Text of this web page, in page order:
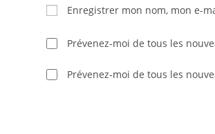
Enregistrer mon nom, mon e-
Prévenez-moi de tous les
Prévenez-moi de tous les